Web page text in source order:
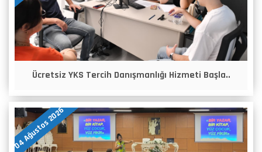
Ücretsiz YKS Tercih Danışmanlığı Hizmeti Başla..
04 Ağustos 2026